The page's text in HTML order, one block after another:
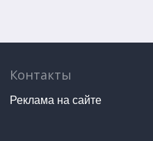
Контакты
Реклама на сайте